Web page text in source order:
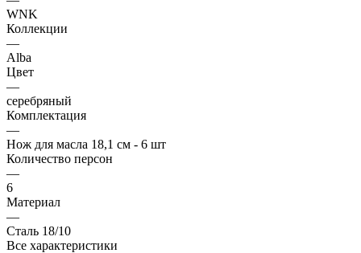
WNK
Коллекции
—
Alba
Цвет
—
серебряный
Комплектация
—
Нож для масла 18,1 см - 6 шт
Количество персон
—
6
Материал
—
Сталь 18/10
Все характеристики